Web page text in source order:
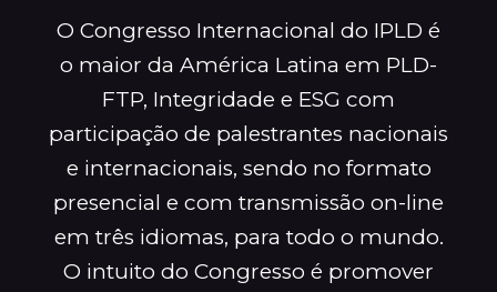
O Congresso Internacional do IPLD é
o maior da América Latina em PLD-
FTP, Integridade e ESG com
participação de palestrantes nacionais
e internacionais, sendo no formato
presencial e com transmissão on-line
em três idiomas, para todo o mundo.
O intuito do Congresso é promover